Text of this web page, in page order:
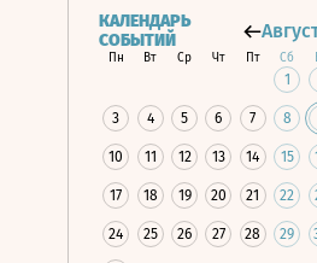
КАЛЕНДАРЬ
СОБЫТИЙ
Пн Вт Ср Чт Пт Сб
1
3 4 5 6 7 8
10 11 12 13 14 15
17 18 19 20 21 22
24 25 26 27 28 29